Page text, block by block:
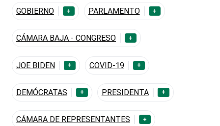
GOBIERNO
+ PARLAMENTO +
CÁMARA BAJA - CONGRESO +
JOE BIDEN + COVID-19 +
DEMÓCRATAS + PRESIDENTA +
CÁMARA DE REPRESENTANTES +